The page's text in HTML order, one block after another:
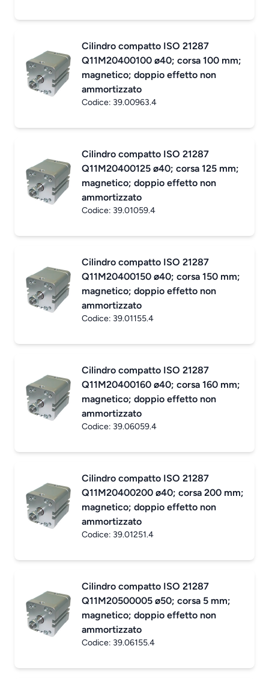
Cilindro compatto ISO 21287
Q11M20400100 ø40; corsa 100 mm;
magnetico; doppio effetto non
ammortizzato
Codice: 39.00963.4
Cilindro compatto ISO 21287
Q11M20400125 ø40; corsa 125 mm;
magnetico; doppio effetto non
ammortizzato
Codice: 39.01059.4
Cilindro compatto ISO 21287
Q11M20400150 ø40; corsa 150 mm;
magnetico; doppio effetto non
ammortizzato
Codice: 39.01155.4
Cilindro compatto ISO 21287
Q11M20400160 ø40; corsa 160 mm;
magnetico; doppio effetto non
ammortizzato
Codice: 39.06059.4
Cilindro compatto ISO 21287
Q11M20400200 ø40; corsa 200 mm;
magnetico; doppio effetto non
ammortizzato
Codice: 39.01251.4
Cilindro compatto ISO 21287
Q11M20500005 ø50; corsa 5 mm;
magnetico; doppio effetto non
ammortizzato
Codice: 39.06155.4